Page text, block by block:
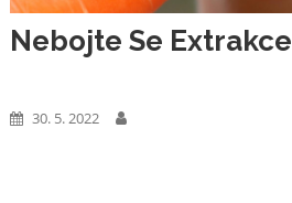
Nebojte Se Extrakce
30. 5. 2022